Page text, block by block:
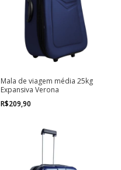
Mala de viagem média 25kg
Expansiva Verona
R$209,90